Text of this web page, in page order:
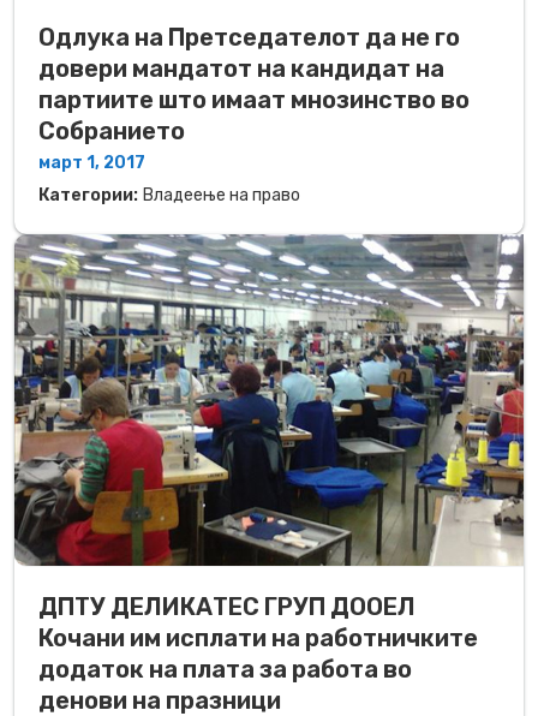
Одлука на Претседателот да не го
довери мандатот на кандидат на
партиите што имаат мнозинство во
Собранието
март 1, 2017
Категории: Владеење на право
ДПТУ ДЕЛИКАТЕС ГРУП ДООЕЛ
Кочани им исплати на работничките
додаток на плата за работа во
денови на празници